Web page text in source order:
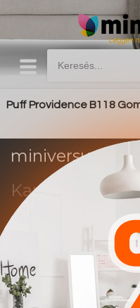
Puff Providence B118
miniversum.hu
Kapcsolat
Ez a weboldal affiliate marketing